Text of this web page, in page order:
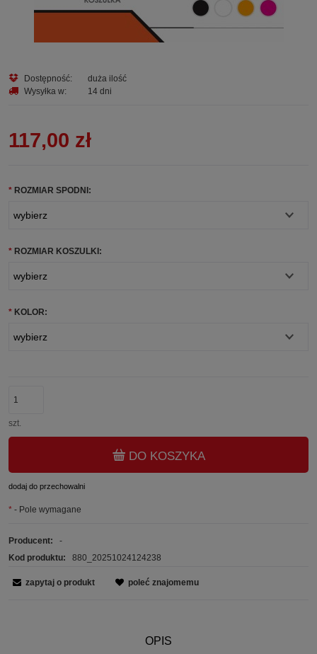
Dostępność:
duża ilość
Wysyłka w:
14 dni
117,00 zł
* ROZMIAR SPODNI:
* ROZMIAR KOSZULKI:
* KOLOR:
szt.
DO KOSZYKA
dodaj do przechowalni
* - Pole wymagane
Producent:
-
Kod produktu:
880_20251024124238
zapytaj o produkt poleć znajomemu
OPIS